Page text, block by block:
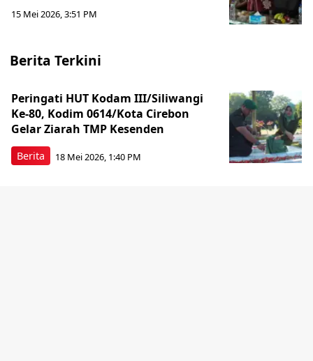
15 Mei 2026, 3:51 PM
Berita Terkini
Berita
Peringati HUT Kodam III/Siliwangi
Ke-80, Kodim 0614/Kota Cirebon
Gelar Ziarah TMP Kesenden
18 Mei 2026, 1:40 PM